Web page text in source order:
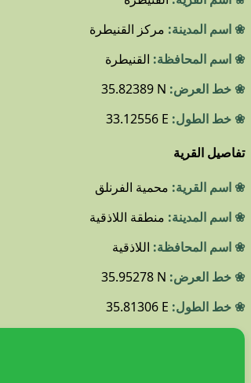
❀ اسم المدينة: مركز القنيطرة
❀ اسم المحافظة: القنيطرة
❀ خط العرض: 35.82389 N
❀ خط الطول: 33.12556 E
تفاصيل القرية
❀ اسم القرية: محمية الفرنلق
❀ اسم المدينة: منطقة اللاذقية
❀ اسم المحافظة: اللاذقية
❀ خط العرض: 35.95278 N
❀ خط الطول: 35.81306 E